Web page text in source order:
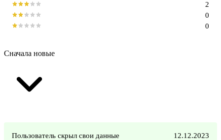
0
0
2
Сначала новые
Пользователь скрыл свои данные 12.12.2023